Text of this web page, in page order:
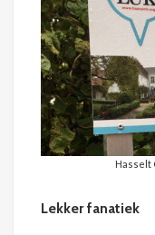
Hasselt
Lekker fanatiek